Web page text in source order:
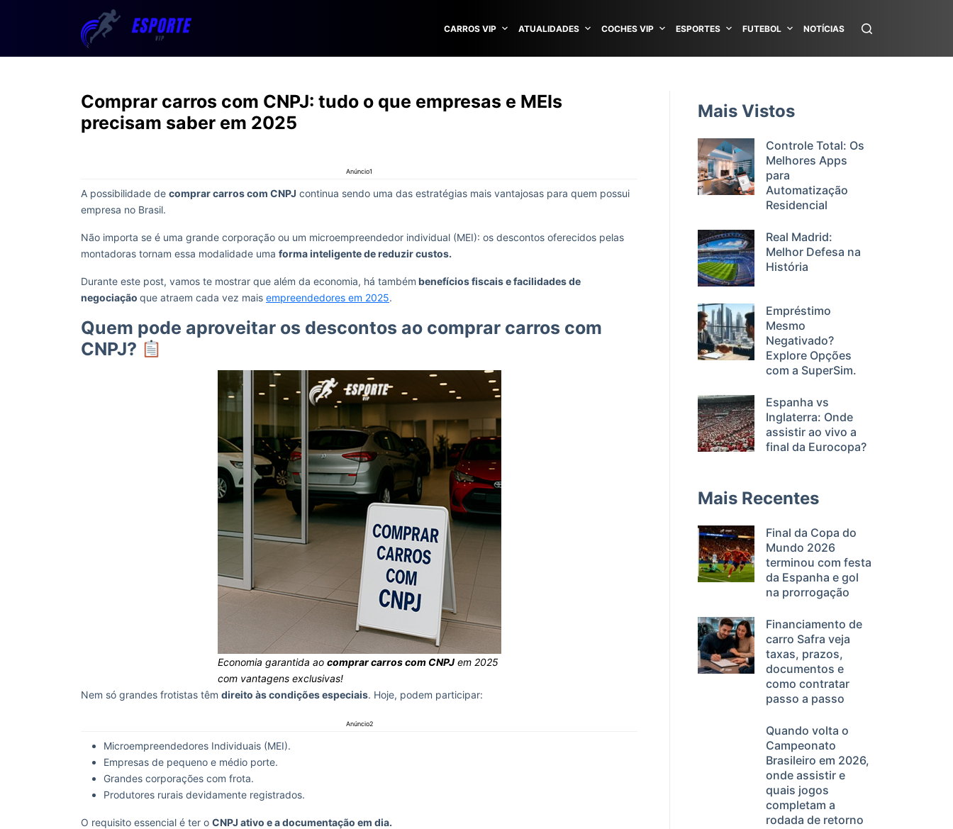
CARROS VIP ATUALIDADES COCHES VIP ESPORTES FUTEBOL NOTÍCIAS
Comprar carros com CNPJ: tudo o que empresas e MEIs
precisam saber em 2025
Anúncio1
A possibilidade de comprar carros com CNPJ continua sendo uma das estratégias mais vantajosas para quem possui
empresa no Brasil.
Não importa se é uma grande corporação ou um microempreendedor individual (MEI): os descontos oferecidos pelas
montadoras tornam essa modalidade uma forma inteligente de reduzir custos.
Durante este post, vamos te mostrar que além da economia, há também benefícios fiscais e facilidades de
negociação que atraem cada vez mais empreendedores em 2025.
Quem pode aproveitar os descontos ao comprar carros com
CNPJ?
Economia garantida ao comprar carros com CNPJem 2025
com vantagens exclusivas!
Nem só grandes frotistas têm direito às condições especiais. Hoje, podem participar:
Anúncio2
Microempreendedores Individuais (MEI).
Empresas de pequeno e médio porte.
Grandes corporações com frota.
Produtores rurais devidamente registrados.
O requisito essencial é ter o CNPJ ativo e a documentação em dia.
Mais Vistos
Controle Total: Os
Melhores Apps
para
Automatização
Residencial
Real Madrid:
Melhor Defesa na
História
Empréstimo
Mesmo
Negativado?
Explore Opções
com a SuperSim.
Espanha vs
Inglaterra: Onde
assistir ao vivo a
final da Eurocopa?
Mais Recentes
Final da Copa do
Mundo 2026
terminou com festa
da Espanha e gol
na prorrogação
Financiamento de
carro Safra veja
taxas, prazos,
documentos e
como contratar
passo a passo
Quando volta o
Campeonato
Brasileiro em 2026,
onde assistir e
quais jogos
completam a
rodada de retorno